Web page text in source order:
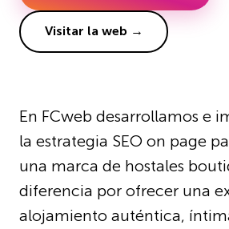
Visitar la web →
En FCweb desarrollamos e
la estrategia SEO on page
una marca de hostales
diferencia por ofrecer una
alojamiento auténtica,